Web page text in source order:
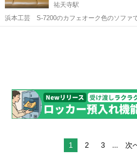
祐天寺駅
浜本工芸 S-7200のカフェオーク色のソファ
傷等ほぼございません。既に分解はしており
1 2 3 ... 次